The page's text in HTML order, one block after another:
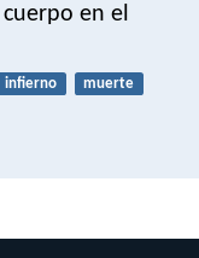
en el
infierno muerte